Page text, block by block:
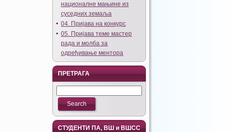
националне мањине из
суседних земаља
04. Пријава на конкурс
05. Пријава теме мастер
рада и молба за
одређивање ментора
ПРЕТРАГА
СТУДЕНТИ ПА, ВШ и ВШСС